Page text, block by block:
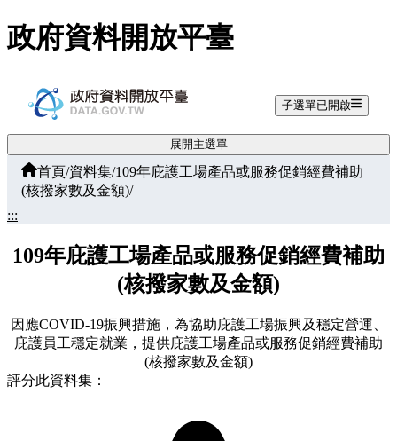
跳至主要內容
政府資料開放平臺
子選單已開啟
展開主選單
首頁/資料集/109年庇護工場產品或服務促銷經費補助
(核撥家數及金額)/
:::
109年庇護工場產品或服務促銷經費補助
(核撥家數及金額)
因應COVID-19振興措施，為協助庇護工場振興及穩定營運、
庇護員工穩定就業，提供庇護工場產品或服務促銷經費補助
(核撥家數及金額)
評分此資料集：